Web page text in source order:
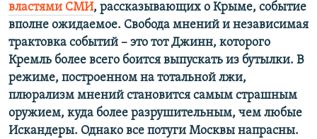
властями СМИ, рассказывающих о Крыме, событие
вполне ожидаемое. Свобода мнений и независимая
трактовка событий – это тот Джинн, которого
Кремль более всего боится выпускать из бутылки. В
режиме, построенном на тотальной лжи,
плюрализм мнений становится самым страшным
оружием, куда более разрушительным, чем любые
Искандеры. Однако все потуги Москвы напрасны.